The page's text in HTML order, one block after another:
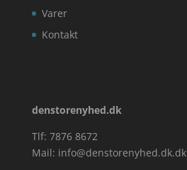
Varer
Kontakt
denstorenyhed.dk
Tlf: 7876 8672
Mail: info@denstorenyhed.dk.dk